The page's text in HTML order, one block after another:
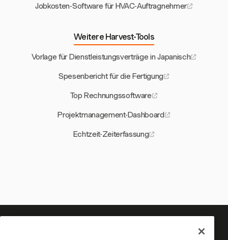
Jobkosten-Software für HVAC-Auftragnehmer
Weitere Harvest-Tools
Vorlage für Dienstleistungsverträge in Japanisch
Spesenbericht für die Fertigung
Top Rechnungssoftware
Projektmanagement-Dashboard
Echtzeit-Zeiterfassung
Ihre Zeit verdient es, erfasst zu